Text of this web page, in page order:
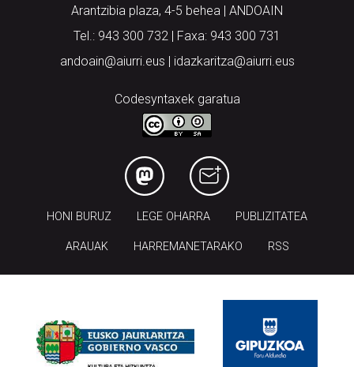
Arantzibia plaza, 4-5 behea | ANDOAIN
Tel.: 943 300 732 | Faxa: 943 300 731
andoain@aiurri.eus | idazkaritza@aiurri.eus
Codesyntaxek garatua
HONI BURUZ LEGE OHARRA PUBLIZITATEA
ARAUAK HARREMANETARAKO RSS